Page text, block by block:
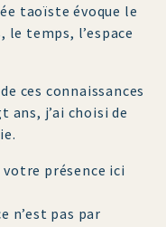
taoïste évoque le
le temps, l’espace
ces connaissances
ans, j’ai choisi de
présence ici
n’est pas par